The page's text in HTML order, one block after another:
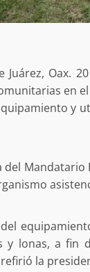
Juárez, Oax.
en
y
del
del
y lonas, a fin
la